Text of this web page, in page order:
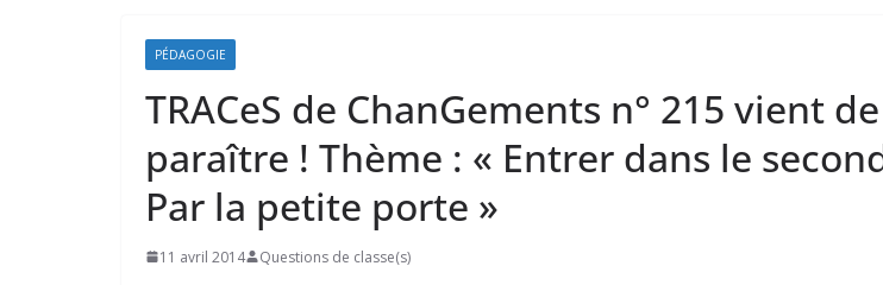
PÉDAGOGIE
TRACeS de ChanGements n° 215 vient de
paraître ! Thème : « Entrer dans le
Par la petite porte »
11 avril 2014 Questions de classe(s)